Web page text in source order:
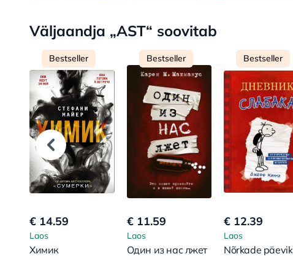
Väljaandja „AST“ soovitab
Bestseller
€ 14.59
Laos
Химик
Bestseller
€ 11.59
Laos
Один из нас лжет
Bestseller
€ 12.39
Laos
Nõrkade päevik